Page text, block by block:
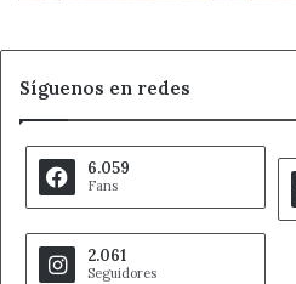
Síguenos en redes
6.059
Fans
2.061
Seguidores